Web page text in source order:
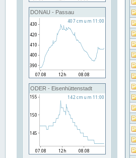
DONAU - Passau
ODER - Eisenhüttenstadt